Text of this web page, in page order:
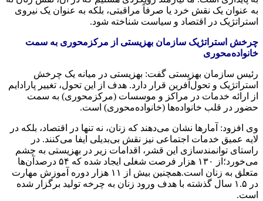
به عنوان یک نقش خرد یا صرفاً مراقبتی، بلکه به عنوان یک نیروی
استراتژیک در اقتصاد و سیاست شناخته شود.
چرخش استراتژیک سازمان بهزیستی از مرکزمحوری به سمت
خانواده‌محوری
رئیس سازمان بهزیستی گفت: بهزیستی در میانه یک چرخش
استراتژیک و تحول‌آفرین قرار دارد. هدف از این تحول، تغییر پارادایم
از ارائه خدمات در مراکز و موسسات (مرکزمحوری) به سمت
حضور در قلب خانواده‌ها (خانواده‌محوری) است.
وی افزود: آمارها نشان می‌دهند که زنان، نه تنها در اقتصاد، بلکه در
لایه عمیق خدمات اجتماعی نیز نقش بی‌بدیلی ایفا می‌کنند. در
راستای توانمندسازی این قشر، اقدامات زیر در بهزیستی به چشم
می‌خورد؛از ۱۳۰ هزار فرصت شغلی ایجاد شده که ۵۴ درصدآن‌ها
متعلق به زنان است.همچنین بیش از ۱۱ هزار دوره آموزش مهارت
در ۱.۵ سال گذشته با هدف ورود زنان به چرخه تولید برگزار شده
است.